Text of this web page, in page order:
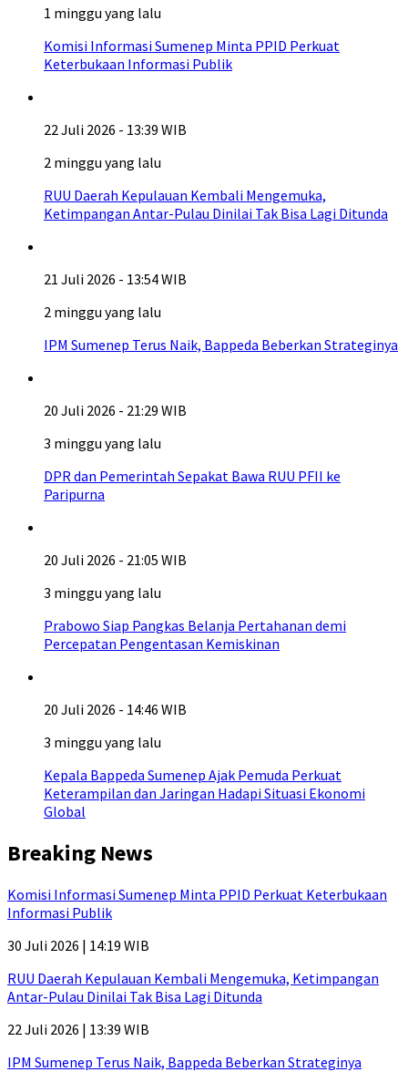
1 minggu yang lalu
Komisi Informasi Sumenep Minta PPID Perkuat
Keterbukaan Informasi Publik
22 Juli 2026 - 13:39 WIB
2 minggu yang lalu
RUU Daerah Kepulauan Kembali Mengemuka,
Ketimpangan Antar-Pulau Dinilai Tak Bisa Lagi Ditunda
21 Juli 2026 - 13:54 WIB
2 minggu yang lalu
IPM Sumenep Terus Naik, Bappeda Beberkan Strateginya
20 Juli 2026 - 21:29 WIB
3 minggu yang lalu
DPR dan Pemerintah Sepakat Bawa RUU PFII ke
Paripurna
20 Juli 2026 - 21:05 WIB
3 minggu yang lalu
Prabowo Siap Pangkas Belanja Pertahanan demi
Percepatan Pengentasan Kemiskinan
20 Juli 2026 - 14:46 WIB
3 minggu yang lalu
Kepala Bappeda Sumenep Ajak Pemuda Perkuat
Keterampilan dan Jaringan Hadapi Situasi Ekonomi
Global
Breaking News
Komisi Informasi Sumenep Minta PPID Perkuat Keterbukaan
Informasi Publik
30 Juli 2026 | 14:19 WIB
RUU Daerah Kepulauan Kembali Mengemuka, Ketimpangan
Antar-Pulau Dinilai Tak Bisa Lagi Ditunda
22 Juli 2026 | 13:39 WIB
IPM Sumenep Terus Naik, Bappeda Beberkan Strateginya